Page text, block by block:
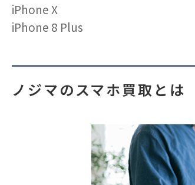
iPhone X
iPhone 8 Plus
ノジマのスマホ買取とは